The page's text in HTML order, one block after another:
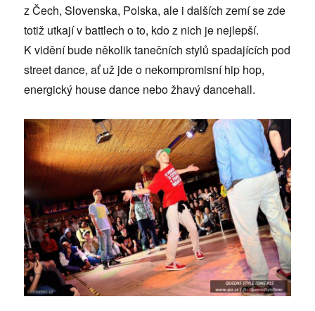
z Čech, Slovenska, Polska, ale i dalších zemí se zde
totiž utkají v battlech o to, kdo z nich je nejlepší.
K vidění bude několik tanečních stylů spadajících pod
street dance, ať už jde o nekompromisní hip hop,
energický house dance nebo žhavý dancehall.